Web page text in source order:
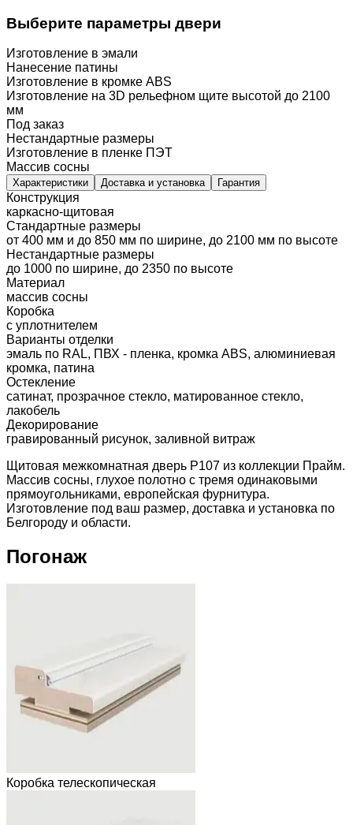
Выберите параметры двери
Изготовление в эмали
Нанесение патины
Изготовление в кромке ABS
Изготовление на 3D рельефном щите высотой до 2100
мм
Под заказ
Нестандартные размеры
Изготовление в пленке ПЭТ
Массив сосны
Характеристики Доставка и установка Гарантия
Конструкция
каркасно-щитовая
Стандартные размеры
от 400 мм и до 850 мм по ширине, до 2100 мм по высоте
Нестандартные размеры
до 1000 по ширине, до 2350 по высоте
Материал
массив сосны
Коробка
с уплотнителем
Варианты отделки
эмаль по RAL, ПВХ - пленка, кромка ABS, алюминиевая
кромка, патина
Остекление
сатинат, прозрачное стекло, матированное стекло,
лакобель
Декорирование
гравированный рисунок, заливной витраж
Щитовая межкомнатная дверь P107 из коллекции Прайм.
Массив сосны, глухое полотно с тремя одинаковыми
прямоугольниками, европейская фурнитура.
Изготовление под ваш размер, доставка и установка по
Белгороду и области.
Погонаж
Коробка телескопическая